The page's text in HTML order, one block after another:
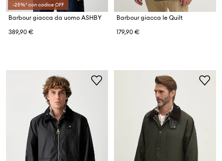
-25%* con codice OFF
Barbour giacca da uomo ASHBY
389,90 €
Barbour giacca le Quilt
179,90 €